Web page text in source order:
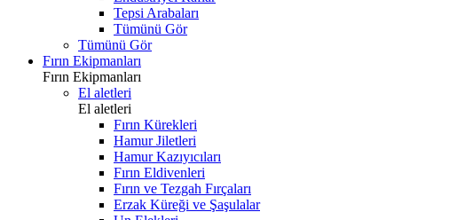
Tepsi Arabaları
Tümünü Gör
Tümünü Gör
Fırın Ekipmanları
Fırın Ekipmanları
El aletleri
El aletleri
Fırın Kürekleri
Hamur Jiletleri
Hamur Kazıyıcıları
Fırın Eldivenleri
Fırın ve Tezgah Fırçaları
Erzak Küreği ve Şaşulalar